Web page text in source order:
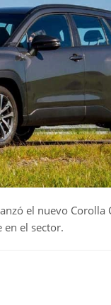
el nuevo Corolla
el sector.